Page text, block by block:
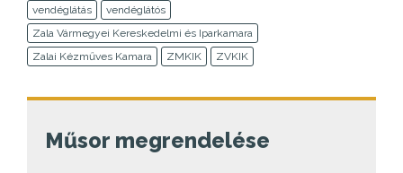
vendéglátás
vendéglátós
Zala Vármegyei Kereskedelmi és Iparkamara
Zalai Kézműves Kamara
ZMKIK ZVKIK
Műsor megrendelése